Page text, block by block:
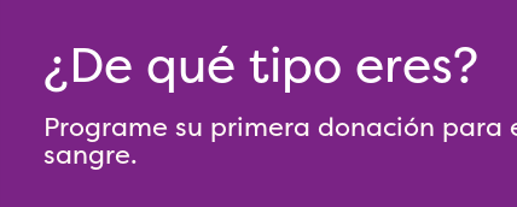
¿De qué tipo eres?
Programe su primera donación para
sangre.